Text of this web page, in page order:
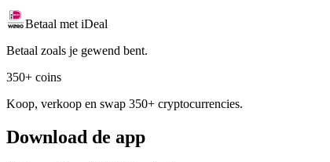
Betaal met iDeal
Betaal zoals je gewend bent.
350+ coins
Koop, verkoop en swap 350+ cryptocurrencies.
Download de app